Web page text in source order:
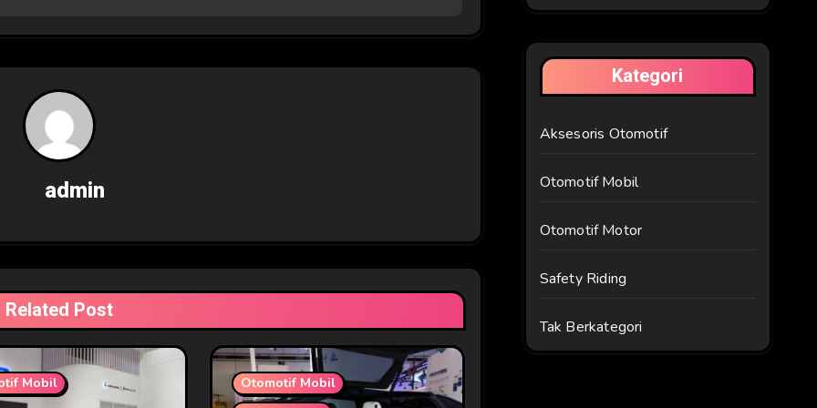
admin
Related Post
Mobil
Otomotif Mobil
Kategori
Aksesoris Otomotif
Otomotif Mobil
Otomotif Motor
Safety Riding
Tak Berkategori